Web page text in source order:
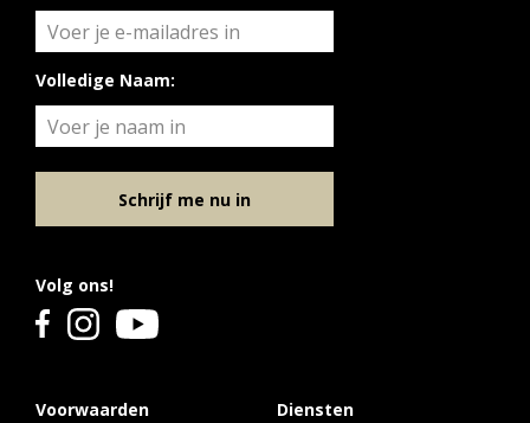
Voorwaarden Diensten
Volg ons!
Volledige Naam:
Schrijf me nu in